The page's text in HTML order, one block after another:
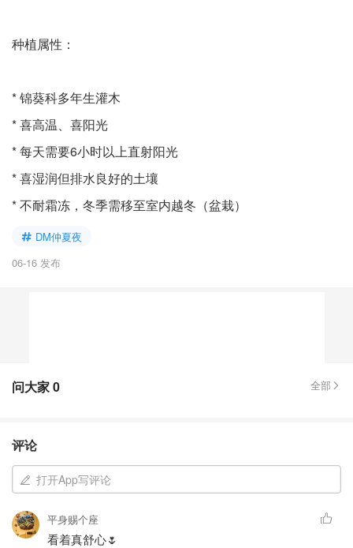
种植属性：
* 锦葵科多年生灌木
* 喜高温、喜阳光
* 每天需要6小时以上直射阳光
* 喜湿润但排水良好的土壤
* 不耐霜冻，冬季需移至室内越冬（盆栽）
DM仲夏夜
06-16 发布
问大家0 全部
评论
打开App写评论
平身赐个座
看着真舒心🌷